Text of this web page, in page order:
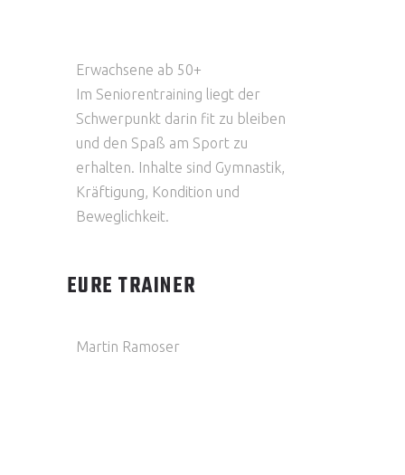
Erwachsene ab 50+
Im Seniorentraining liegt der
Schwerpunkt darin fit zu bleiben
und den Spaß am Sport zu
erhalten. Inhalte sind Gymnastik,
Kräftigung, Kondition und
Beweglichkeit.
EURE TRAINER
Martin Ramoser